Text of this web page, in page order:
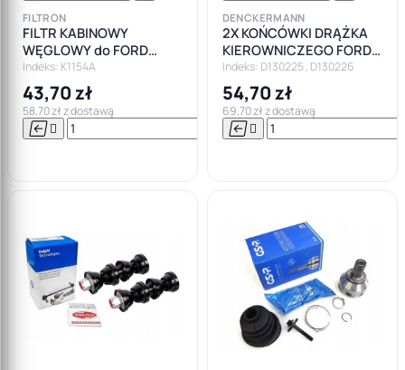
FILTRON
FILTR KABINOWY
WĘGLOWY do FORD
KUGA S-MAX GALAXY II
MONDEO MK4
Indeks: K1154A
43,70 zł
58,70 zł z dostawą
  

DENCKERMANN
2X KOŃCÓWKI DRĄŻKA
KIEROWNICZEGO FORD
FOCUS II III C-MAX
VOLVO C30 V50
Indeks: D130225 , D130226
54,70 zł
69,70 zł z dostawą
 